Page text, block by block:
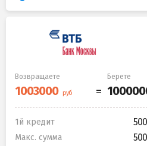
Возвращаете Берете
1й кредит
Макс. сумма